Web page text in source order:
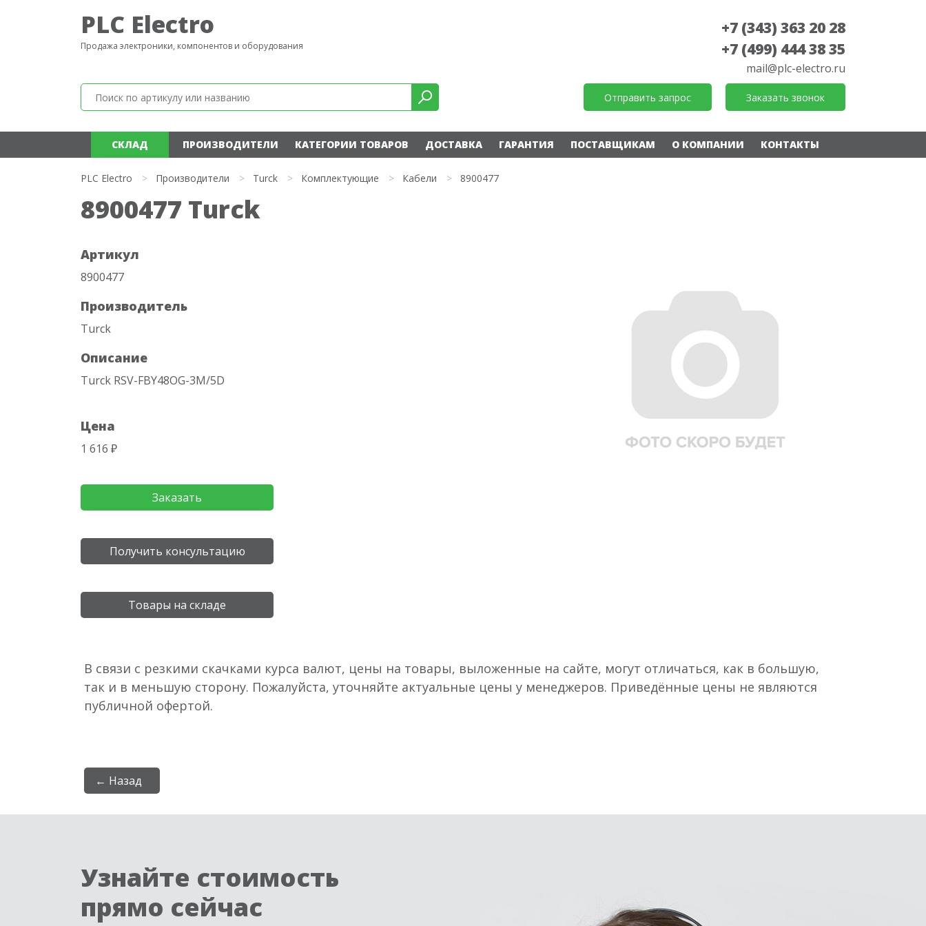
PLC Electro
Продажа электроники, компонентов и оборудования
+7 (343) 363 20 28
+7 (499) 444 38 35
mail@plc-electro.ru
Отправить запрос Заказать звонок
СКЛАД ПРОИЗВОДИТЕЛИ КАТЕГОРИИ ТОВАРОВ ДОСТАВКА ГАРАНТИЯ ПОСТАВЩИКАМ О КОМПАНИИ КОНТАКТЫ
PLC Electro > Производители > Turck > Комплектующие > Кабели > 8900477
8900477 Turck
Артикул
8900477
Производитель
Turck
Описание
Turck RSV-FBY48OG-3M/5D
Цена
1 616 ₽
Заказать
Получить консультацию
Товары на складе
В связи с резкими скачками курса валют, цены на товары, выложенные на сайте, могут отличаться, как в большую,
так и в меньшую сторону. Пожалуйста, уточняйте актуальные цены у менеджеров. Приведённые цены не являются
публичной офертой.
← Назад
Узнайте стоимость
прямо сейчас